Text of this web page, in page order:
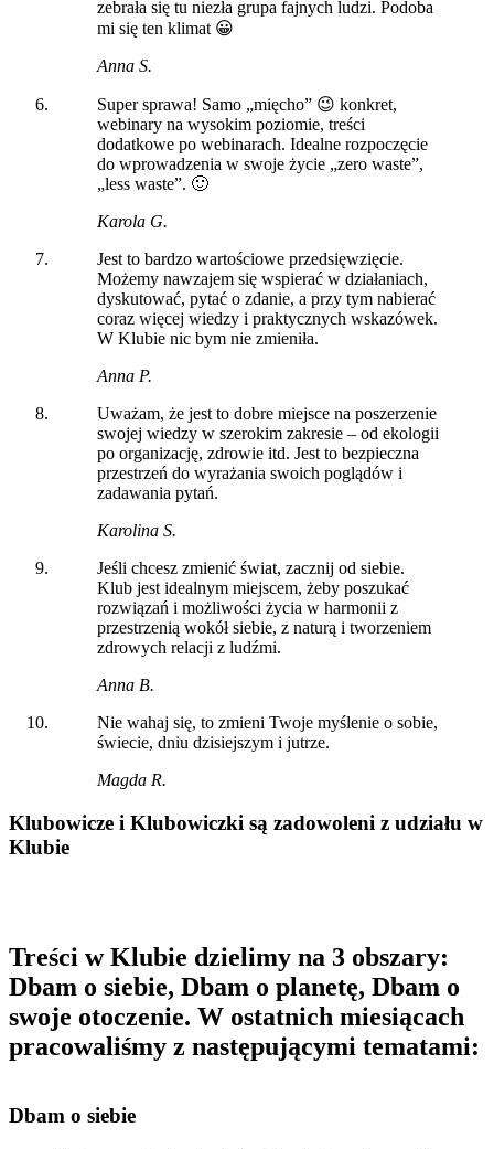
zebrała się tu niezła grupa fajnych ludzi. Podoba
mi się ten klimat 😀
Anna S.
Super sprawa! Samo „mięcho” 😉 konkret,
webinary na wysokim poziomie, treści
dodatkowe po webinarach. Idealne rozpoczęcie
do wprowadzenia w swoje życie „zero waste”,
„less waste”. 🙂
Karola G.
Jest to bardzo wartościowe przedsięwzięcie.
Możemy nawzajem się wspierać w działaniach,
dyskutować, pytać o zdanie, a przy tym nabierać
coraz więcej wiedzy i praktycznych wskazówek.
W Klubie nic bym nie zmieniła.
Anna P.
Uważam, że jest to dobre miejsce na poszerzenie
swojej wiedzy w szerokim zakresie – od ekologii
po organizację, zdrowie itd. Jest to bezpieczna
przestrzeń do wyrażania swoich poglądów i
zadawania pytań.
Karolina S.
Jeśli chcesz zmienić świat, zacznij od siebie.
Klub jest idealnym miejscem, żeby poszukać
rozwiązań i możliwości życia w harmonii z
przestrzenią wokół siebie, z naturą i tworzeniem
zdrowych relacji z ludźmi.
Anna B.
Nie wahaj się, to zmieni Twoje myślenie o sobie,
świecie, dniu dzisiejszym i jutrze.
Magda R.
Klubowicze i Klubowiczki są zadowoleni z udziału w
Klubie
Treści w Klubie dzielimy na 3 obszary:
Dbam o siebie, Dbam o planetę, Dbam o
swoje otoczenie. W ostatnich miesiącach
pracowaliśmy z następującymi tematami:
Dbam o siebie